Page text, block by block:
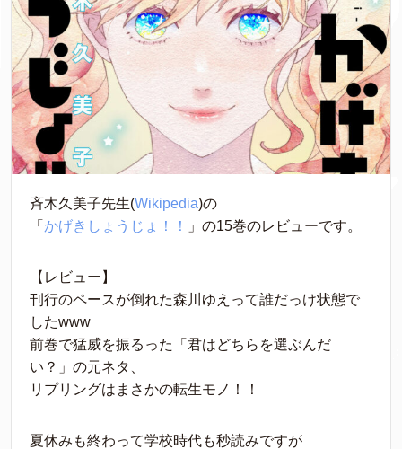
斉木久美子先生(Wikipedia)の
「 かげきしょうじょ！！ 」の15巻のレビューです。
【レビュー】
刊行のペースが倒れた森川ゆえって誰だっけ状態で
したwww
前巻で猛威を振るった「君はどちらを選ぶんだ
い？」の元ネタ、
リプリングはまさかの転生モノ！！
夏休みも終わって学校時代も秒読みですが